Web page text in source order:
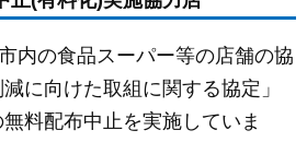
内の食品スーパー等の店舗の協
に向けた取組に関する協定」
料配布中止を実施していま